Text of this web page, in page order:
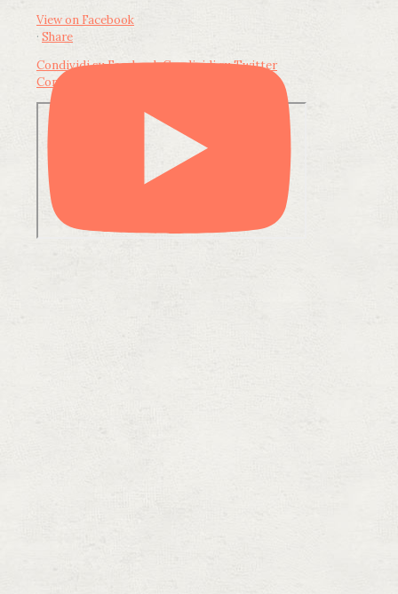
View on Facebook
· Share
Condividi su FacebookCondividi su Twitter
Condividi su LinkedIn